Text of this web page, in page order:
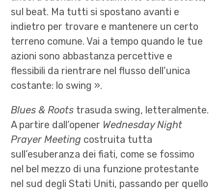
sul beat. Ma tutti si spostano avanti e
indietro per trovare e mantenere un certo
terreno comune. Vai a tempo quando le tue
azioni sono abbastanza percettive e
flessibili da rientrare nel flusso dell’unica
costante: lo swing ».
Blues & Roots trasuda swing, letteralmente.
A partire dall’opener Wednesday Night
Prayer Meeting costruita tutta
sull’esuberanza dei fiati, come se fossimo
nel bel mezzo di una funzione protestante
nel sud degli Stati Uniti, passando per quello